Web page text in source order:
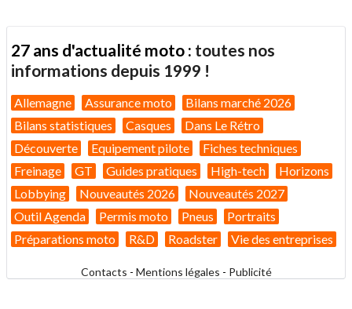
27 ans d'actualité moto : toutes nos
informations depuis 1999 !
Allemagne Assurance moto
Bilans marché 2026
Bilans statistiques
Casques
Dans Le Rétro
Découverte
Equipement pilote
Fiches techniques
Freinage
GT Guides pratiques High-tech
Horizons
Lobbying
Nouveautés 2026
Nouveautés 2027
Outil Agenda
Permis moto Pneus
Portraits
Préparations moto
R&D Roadster Vie des entreprises
Contacts - Mentions légales - Publicité